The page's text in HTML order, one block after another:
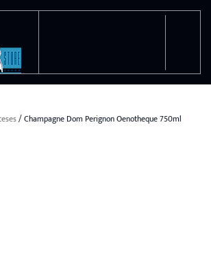
/ Champagne Dom Perignon Oenotheque 750ml